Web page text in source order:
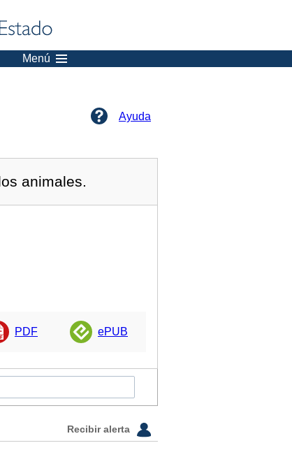
Menú
Ayuda
animales.
PDF ePUB
Recibir alerta